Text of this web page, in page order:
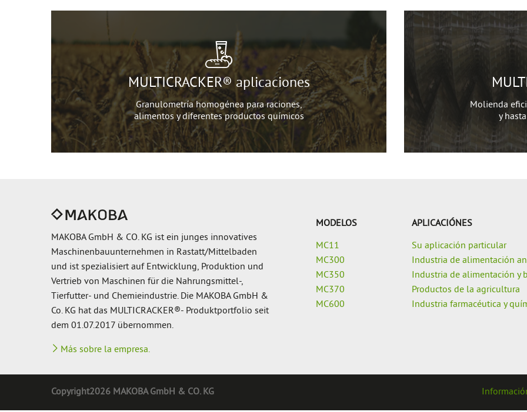
MULTICRACKER® aplicaciones
Granulometría homogénea para raciones,
alimentos y diferentes productos químicos
Molienda
y
MAKOBA GmbH & CO. KG ist ein junges innovatives
Maschinenbauunternehmen in Rastatt/Mittelbaden
und ist spezialisiert auf Entwicklung, Produktion und
Vertrieb von Maschinen für die Nahrungsmittel-,
Tierfutter- und Chemieindustrie. Die MAKOBA GmbH &
Co. KG hat das MULTICRACKER®- Produktportfolio seit
dem 01.07.2017 übernommen.
Más sobre la empresa.
MODELOS
MC11
MC300
MC350
MC370
MC600
APLICACIÓNES
Su aplicación particular
Industria de alimentación
Industria de alimentación y
Productos de la agricultura
Industria farmacéutica y
Copyright2026 MAKOBA GmbH & CO. KG